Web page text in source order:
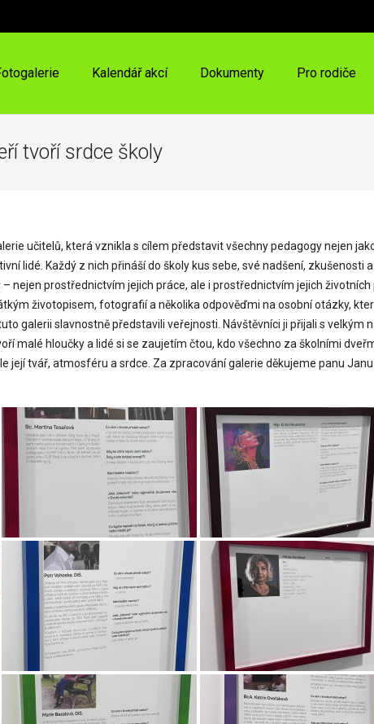
Kalendář akcí Dokumenty Pro rodiče
tvoří srdce školy
učitelů, která vznikla s cílem představit všechny pedagogy nejen
lidé. Každý z nich přináší do školy kus sebe, své nadšení,
nejen prostřednictvím jejich práce, ale i prostřednictvím jejich
životopisem, fotografií a několika odpověďmi na osobní otázky,
galerii slavnostně představili veřejnosti. Návštěvníci ji přijali s velkým
malé hloučky a lidé si se zaujetím čtou, kdo všechno za školními
její tvář, atmosféru a srdce. Za zpracování galerie děkujeme panu